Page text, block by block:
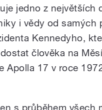
jedno z
i vědy od samých
Kennedyho,
člověka na
Apolla 17 v roce
s průběhem všech